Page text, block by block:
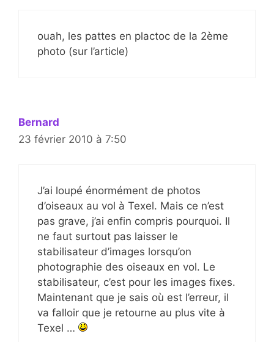
ouah, les pattes en plactoc de la 2ème
photo (sur l’article)
Bernard
23 février 2010 à 7:50
J’ai loupé énormément de photos
d’oiseaux au vol à Texel. Mais ce n’est
pas grave, j’ai enfin compris pourquoi. Il
ne faut surtout pas laisser le
stabilisateur d’images lorsqu’on
photographie des oiseaux en vol. Le
stabilisateur, c’est pour les images fixes.
Maintenant que je sais où est l’erreur, il
va falloir que je retourne au plus vite à
Texel …